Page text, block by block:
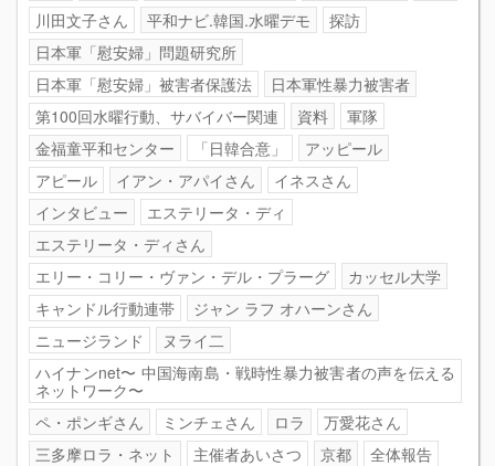
川田文子さん
平和ナビ.韓国.水曜デモ
探訪
日本軍「慰安婦」問題研究所
日本軍「慰安婦」被害者保護法
日本軍性暴力被害者
第100回水曜行動、サバイバー関連
資料
軍隊
金福童平和センター
「日韓合意」
アッピール
アピール
イアン・アパイさん
イネスさん
インタビュー
エステリータ・ディ
エステリータ・ディさん
エリー・コリー・ヴァン・デル・プラーグ
カッセル大学
キャンドル行動連帯
ジャン ラフ オハーンさん
ニュージランド
ヌライ二
ハイナンnet〜 中国海南島・戦時性暴力被害者の声を伝える
ネットワーク〜
ペ・ポンギさん
ミンチェさん ロラ
万愛花さん
三多摩ロラ・ネット
主催者あいさつ 京都
全体報告